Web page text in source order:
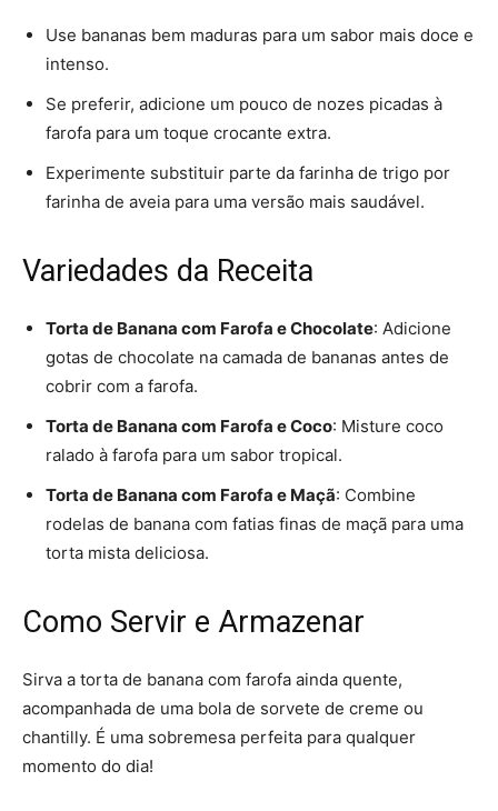
Use bananas bem maduras para um sabor mais doce e
intenso.
Se preferir, adicione um pouco de nozes picadas à
farofa para um toque crocante extra.
Experimente substituir parte da farinha de trigo por
farinha de aveia para uma versão mais saudável.
Variedades da Receita
Torta de Banana com Farofa e Chocolate: Adicione
gotas de chocolate na camada de bananas antes de
cobrir com a farofa.
Torta de Banana com Farofa e Coco: Misture coco
ralado à farofa para um sabor tropical.
Torta de Banana com Farofa e Maçã: Combine
rodelas de banana com fatias finas de maçã para uma
torta mista deliciosa.
Como Servir e Armazenar
Sirva a torta de banana com farofa ainda quente,
acompanhada de uma bola de sorvete de creme ou
chantilly. É uma sobremesa perfeita para qualquer
momento do dia!